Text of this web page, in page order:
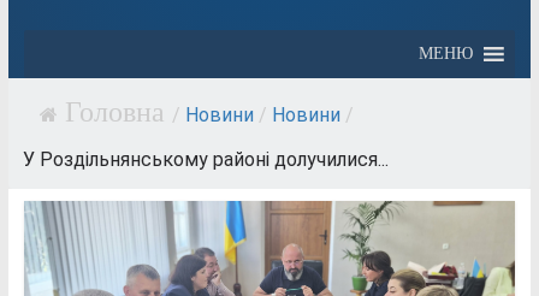
МЕНЮ
/ Новини / Новини /
У Роздільнянському районі долучилися...